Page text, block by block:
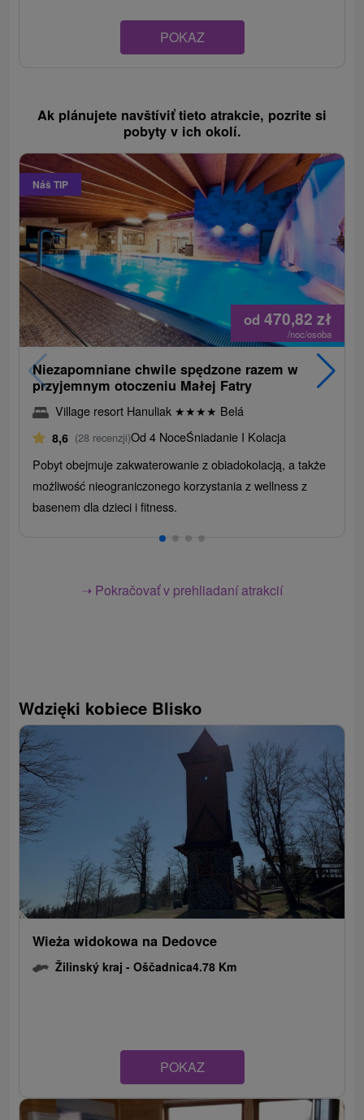
POKAZ
Ak plánujete navštíviť tieto atrakcie, pozrite si
pobyty v ich okolí.
Náš TIP
od 470,82zł
/noc/osoba
Niezapomniane chwile spędzone razem w
przyjemnym otoczeniu Małej Fatry
Village resort Hanuliak ★★★★ Belá
8,6 (28 recenzji)Od 4 NoceŚniadanie I Kolacja
Pobyt obejmuje zakwaterowanie z obiadokolacją, a także
możliwość nieograniczonego korzystania z wellness z
basenem dla dzieci i fitness.
➝ Pokračovať v prehliadaní atrakcií
Wdzięki kobiece Blisko
Wieża widokowa na Dedovce
Žilinský kraj -Oščadnica4.78 Km
POKAZ